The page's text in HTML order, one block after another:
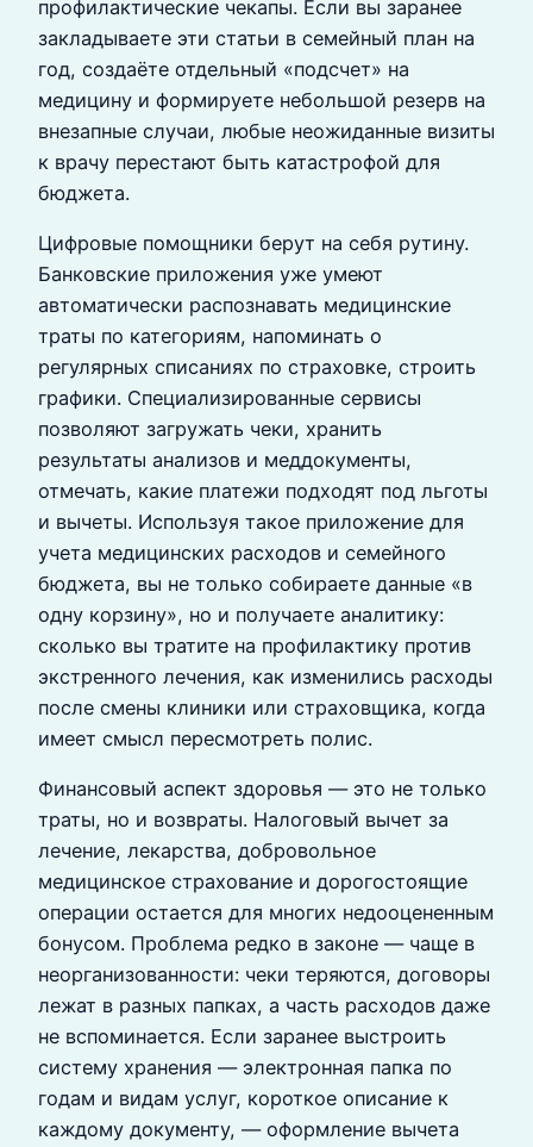
профилактические чекапы. Если вы заранее
закладываете эти статьи в семейный план на
год, создаёте отдельный «подсчет» на
медицину и формируете небольшой резерв на
внезапные случаи, любые неожиданные визиты
к врачу перестают быть катастрофой для
бюджета.
Цифровые помощники берут на себя рутину.
Банковские приложения уже умеют
автоматически распознавать медицинские
траты по категориям, напоминать о
регулярных списаниях по страховке, строить
графики. Специализированные сервисы
позволяют загружать чеки, хранить
результаты анализов и меддокументы,
отмечать, какие платежи подходят под льготы
и вычеты. Используя такое приложение для
учета медицинских расходов и семейного
бюджета, вы не только собираете данные «в
одну корзину», но и получаете аналитику:
сколько вы тратите на профилактику против
экстренного лечения, как изменились расходы
после смены клиники или страховщика, когда
имеет смысл пересмотреть полис.
Финансовый аспект здоровья — это не только
траты, но и возвраты. Налоговый вычет за
лечение, лекарства, добровольное
медицинское страхование и дорогостоящие
операции остается для многих недооцененным
бонусом. Проблема редко в законе — чаще в
неорганизованности: чеки теряются, договоры
лежат в разных папках, а часть расходов даже
не вспоминается. Если заранее выстроить
систему хранения — электронная папка по
годам и видам услуг, короткое описание к
каждому документу, — оформление вычета